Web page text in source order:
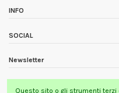
INFO
SOCIAL
Newsletter
Tutti i prezzi
Questo sito o gli strumenti